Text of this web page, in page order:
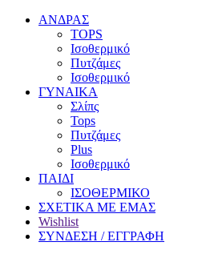
ΑΝΔΡΑΣ
TOPS
Ισοθερμικό
Πυτζάμες
Ισοθερμικό
ΓΥΝΑΙΚΑ
Σλίπς
Tops
Πυτζάμες
Plus
Ισοθερμικό
ΠΑΙΔΙ
ΙΣΟΘΕΡΜΙΚΟ
ΣΧΕΤΙΚΑ ΜΕ ΕΜΑΣ
Wishlist
ΣΥΝΔΕΣΗ / ΕΓΓΡΑΦΗ